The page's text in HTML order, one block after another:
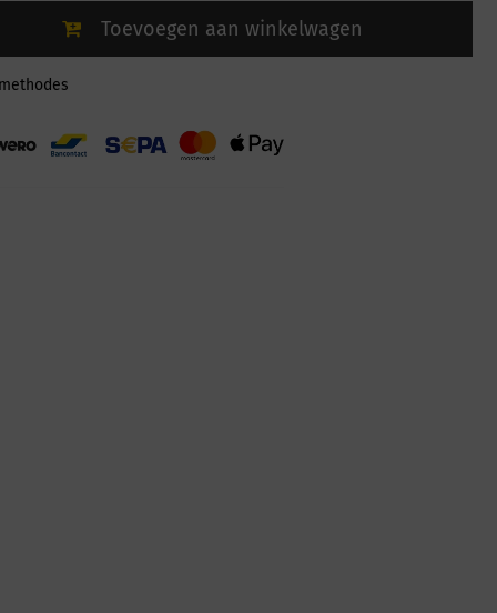
Toevoegen aan winkelwagen